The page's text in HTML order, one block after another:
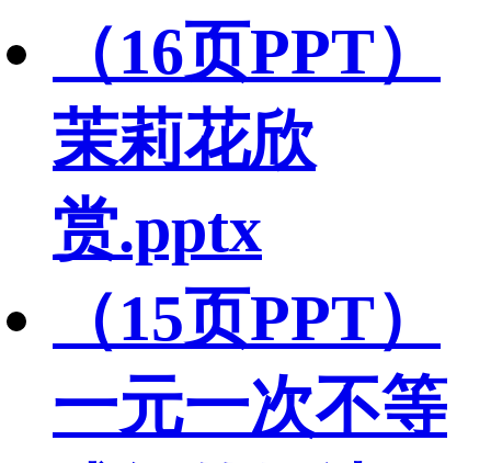
（16页PPT）
茉莉花欣
赏.pptx
（15页PPT）
一元一次不等